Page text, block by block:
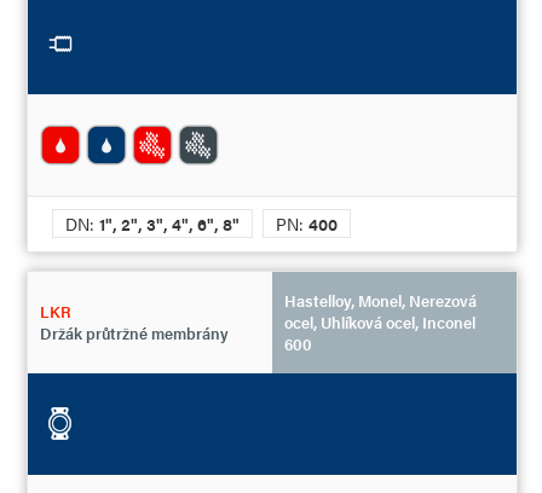
DN:1", 2", 3", 4", 6", 8" PN:400
LKR
Držák průtržné membrány
Hastelloy, Monel, Nerezová
ocel, Uhlíková ocel, Inconel
600